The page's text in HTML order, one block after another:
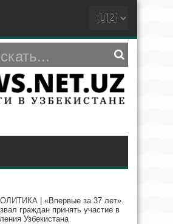
«Впервые за 37 лет».
граждан принять участие в
Узбекистана